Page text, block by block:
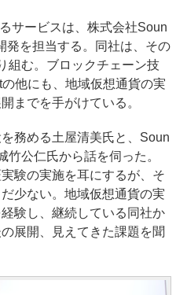
サービスは、株式会社Soun
発を担当する。同社は、その
組む。ブロックチェーン技
他にも、地域仮想通貨の実
までを手がけている。
務める土屋清美氏と、Soun
公仁氏から話を伺った。
験の実施を耳にするが、そ
少ない。地域仮想通貨の実
験し、継続している同社か
展開、見えてきた課題を聞